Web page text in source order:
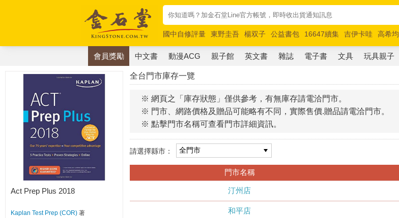
國中自修評量 東野圭吾 楊双子 公益書包 16647續集 吉伊卡哇 高希均
唯紅花綻放
奧德賽 路邊攤新作 馬斯克 玩具總動員5 超慢跑
會員獎勵 中文書 動漫ACG 親子館 英文書 雜誌 電子書 文具 玩具親子
全台門市庫存一覽
※ 網頁之「庫存狀態」僅供參考，有無庫存請電洽門市。
※ 門市、網路價格及贈品可能略有不同，實際售價.贈品請電洽門市。
※ 點擊門市名稱可查看門市詳細資訊。
請選擇縣市：
門市名稱
汀州店
和平店
Act Prep Plus 2018
Kaplan Test Prep (COR) 著